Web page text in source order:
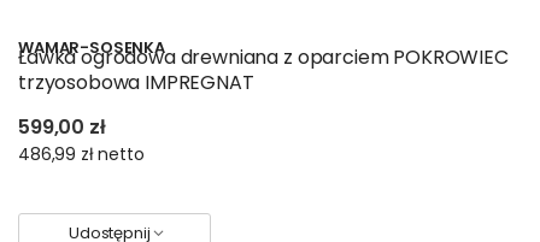
WAMAR-SOSENKA
Ławka ogrodowa drewniana z oparciem POKROWIEC
trzyosobowa IMPREGNAT
599,00 zł
486,99 złnetto
Udostępnij